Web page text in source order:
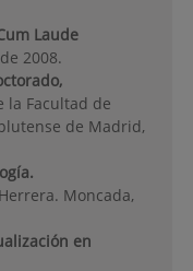
Laude
2008.
la Facultad de
de Madrid,
Moncada,
en